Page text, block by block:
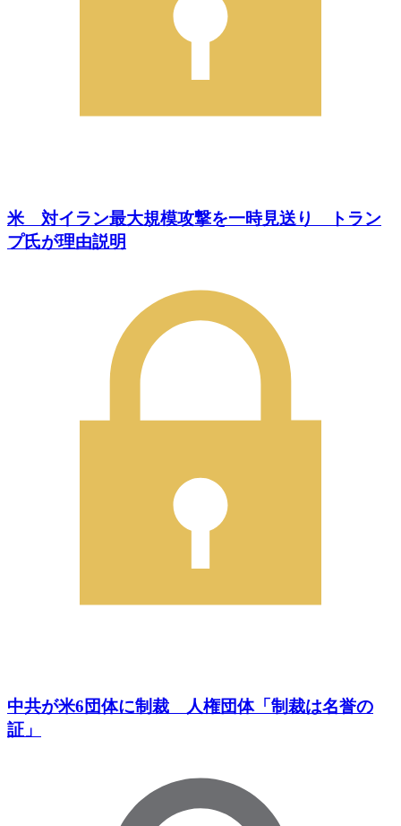
米 対イラン最大規模攻撃を一時見送り トラン
プ氏が理由説明
中共が米6団体に制裁 人権団体「制裁は名誉の
証」